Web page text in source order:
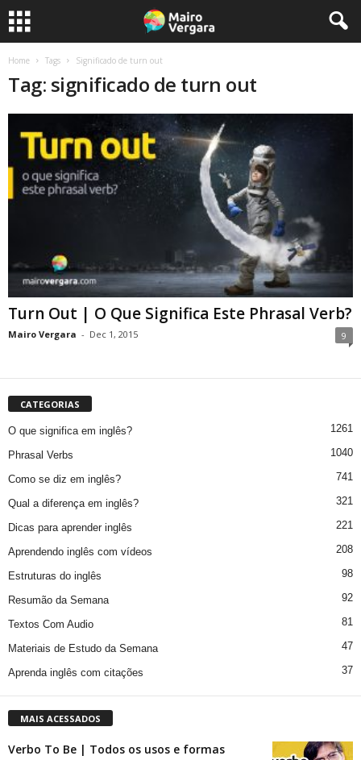
Home Tags Significado de turn out
Tag: significado de turn out
Turn Out | O Que Significa Este Phrasal Verb?
Mairo Vergara - Dec 1, 2015 9
CATEGORIAS
O que significa em inglês? 1261
Phrasal Verbs 1040
Como se diz em inglês? 741
Qual a diferença em inglês? 321
Dicas para aprender inglês 221
Aprendendo inglês com vídeos 208
Estruturas do inglês 98
Resumão da Semana 92
Textos Com Audio 81
Materiais de Estudo da Semana 47
Aprenda inglês com citações 37
MAIS ACESSADOS
Verbo To Be | Todos os usos e formas